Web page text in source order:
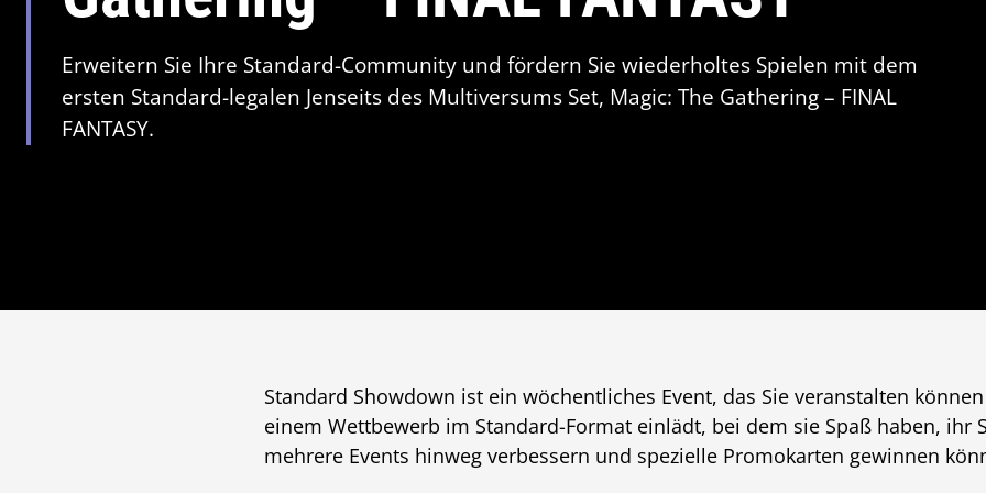
Erweitern Sie Ihre Standard-Community und fördern Sie wiederholtes Spielen mit dem
ersten Standard-legalen Jenseits des Multiversums Set, Magic: The Gathering – FINAL
FANTASY.
Standard Showdown ist ein wöchentliches Event, das Sie veranstalten
einem Wettbewerb im Standard-Format einlädt, bei dem sie Spaß haben, ihr
mehrere Events hinweg verbessern und spezielle Promokarten gewinnen